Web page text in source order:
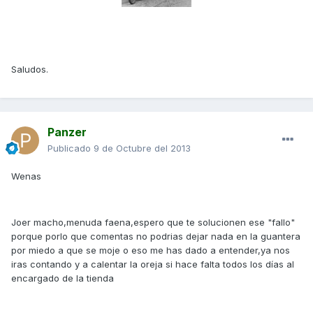
Saludos.
Panzer
Publicado 9 de Octubre del 2013
Wenas
Joer macho,menuda faena,espero que te solucionen ese "fallo"
porque porlo que comentas no podrias dejar nada en la guantera
por miedo a que se moje o eso me has dado a entender,ya nos
iras contando y a calentar la oreja si hace falta todos los días al
encargado de la tienda